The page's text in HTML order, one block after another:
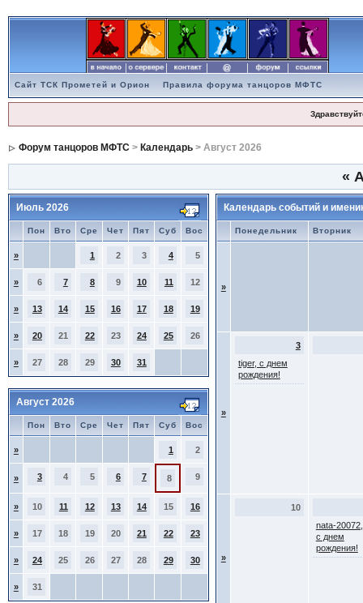
Сайт ТСК Прометей и Орион Правила форума танцоров МФТС
Форум танцоров МФТС> Календарь> Август 2026
«
Июль 2026
Пон Вто Сре Чет Пят Суб Вос
» 1 2 3 4 5
» 6 7 8 9 10 11 12
» 13 14 15 16 17 18 19
» 20 21 22 23 24 25 26
» 27 28 29 30 31
Август 2026
Пон Вто Сре Чет Пят Суб Вос
» 1 2
» 3 4 5 6 7 8 9
» 10 11 12 13 14 15 16
» 17 18 19 20 21 22 23
» 24 25 26 27 28 29 30
» 31
Календарь событий и
Понедельник Вторник
»
»
3
tiger, с днем
рождения!
»
10
nata-20072,
с днем
рождения!